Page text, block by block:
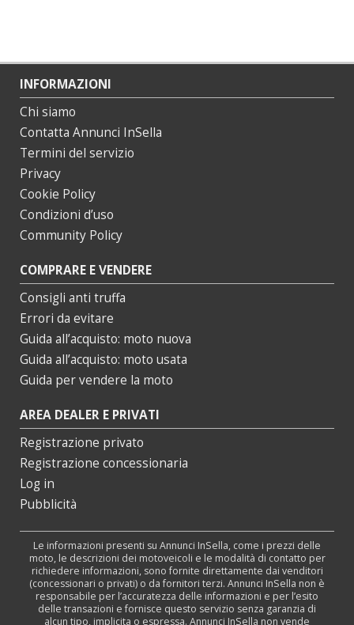
INFORMAZIONI
Chi siamo
Contatta Annunci InSella
Termini del servizio
Privacy
Cookie Policy
Condizioni d’uso
Community Policy
COMPRARE E VENDERE
Consigli anti truffa
Errori da evitare
Guida all’acquisto: moto nuova
Guida all’acquisto: moto usata
Guida per vendere la moto
AREA DEALER E PRIVATI
Registrazione privato
Registrazione concessionaria
Log in
Pubblicità
Le informazioni presenti su Annunci InSella, come i prezzi delle
moto, le descrizioni dei motoveicoli e le modalità di contatto per
richiedere informazioni, sono fornite direttamente dai venditori
(concessionari o privati) o da fornitori terzi. Annunci InSella non è
responsabile per l’accuratezza delle informazioni e per l’esito
delle transazioni e fornisce questo servizio senza garanzia di
alcun tipo, implicita o espressa. Annunci InSella non vende